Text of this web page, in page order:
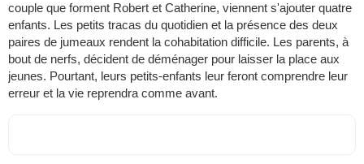
couple que forment Robert et Catherine, viennent s'ajouter quatre
enfants. Les petits tracas du quotidien et la présence des deux
paires de jumeaux rendent la cohabitation difficile. Les parents, à
bout de nerfs, décident de déménager pour laisser la place aux
jeunes. Pourtant, leurs petits-enfants leur feront comprendre leur
erreur et la vie reprendra comme avant.